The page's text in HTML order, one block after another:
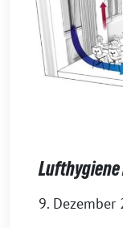
Lufthygiene
9. Dezember